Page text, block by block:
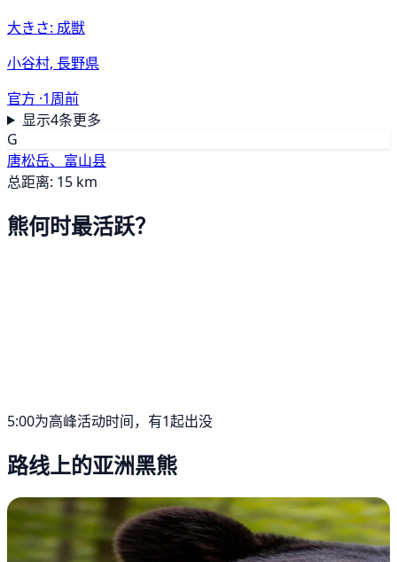
大きさ: 成獣
小谷村, 長野県
官方 ·1周前
显示4条更多
G
唐松岳、富山县
总距离: 15 km
熊何时最活跃？
5:00为高峰活动时间，有1起出没
路线上的亚洲黑熊